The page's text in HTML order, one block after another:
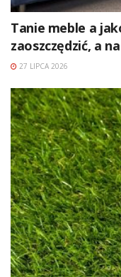
Tanie meble a
zaoszczędzić, a
27 LIPCA 2026